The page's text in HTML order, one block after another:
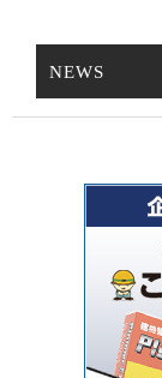
NEWS